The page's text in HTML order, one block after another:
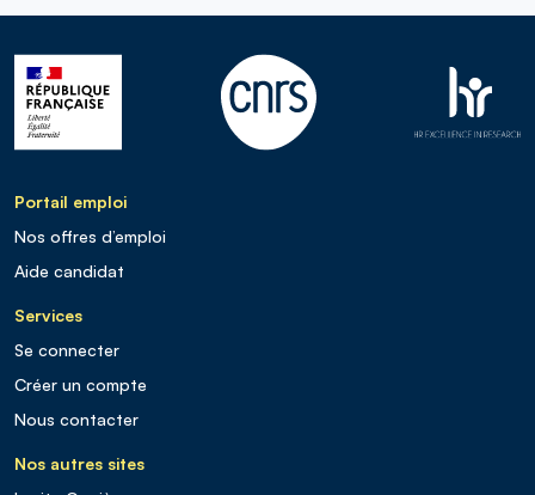
Portail emploi
Nos offres d’emploi
Aide candidat
Services
Se connecter
Créer un compte
Nous contacter
Nos autres sites